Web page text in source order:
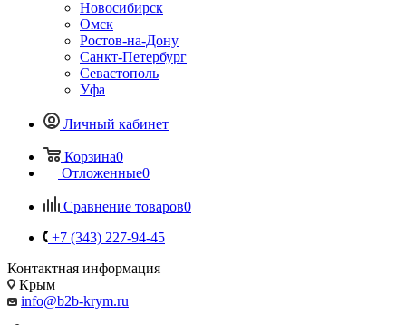
Новосибирск
Омск
Ростов-на-Дону
Санкт-Петербург
Севастополь
Уфа
Личный кабинет
Корзина0
Отложенные0
Сравнение товаров0
+7 (343) 227-94-45
Контактная информация
Крым
info@b2b-krym.ru